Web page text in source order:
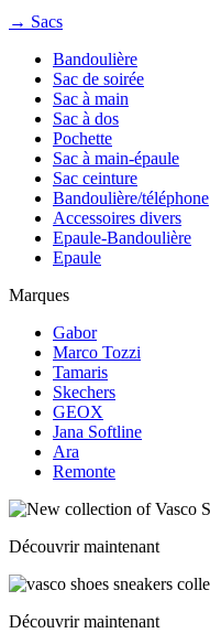
→ Sacs
Bandoulière
Sac de soirée
Sac à main
Sac à dos
Pochette
Sac à main-épaule
Sac ceinture
Bandoulière/téléphone
Accessoires divers
Epaule-Bandoulière
Epaule
Marques
Gabor
Marco Tozzi
Tamaris
Skechers
GEOX
Jana Softline
Ara
Remonte
Découvrir maintenant
Découvrir maintenant